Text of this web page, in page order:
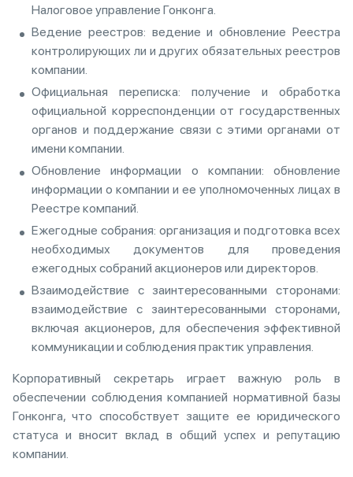
Налоговое управление Гонконга.
Ведение реестров: ведение и обновление Реестра
контролирующих ли и других обязательных реестров
компании.
Официальная переписка: получение и обработка
официальной корреспонденции от государственных
органов и поддержание связи с этими органами от
имени компании.
Обновление информации о компании: обновление
информации о компании и ее уполномоченных лицах в
Реестре компаний.
Ежегодные собрания: организация и подготовка всех
необходимых документов для проведения
ежегодных собраний акционеров или директоров.
Взаимодействие с заинтересованными сторонами:
взаимодействие с заинтересованными сторонами,
включая акционеров, для обеспечения эффективной
коммуникации и соблюдения практик управления.
Корпоративный секретарь играет важную роль в
обеспечении соблюдения компанией нормативной базы
Гонконга, что способствует защите ее юридического
статуса и вносит вклад в общий успех и репутацию
компании.